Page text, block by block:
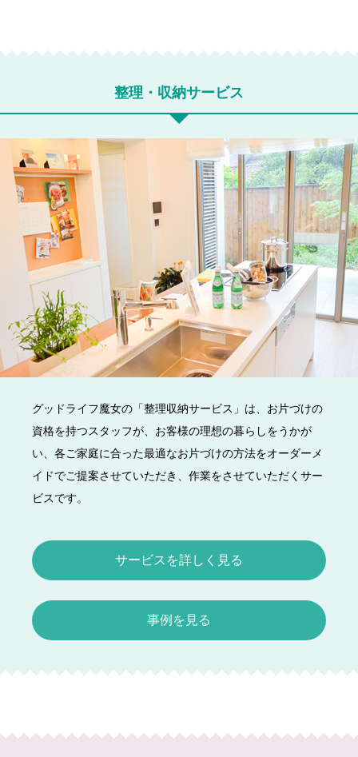
整理・収納サービス
グッドライフ魔女の「整理収納サービス」は、お片づけの
資格を持つスタッフが、お客様の理想の暮らしをうかが
い、各ご家庭に合った最適なお片づけの方法をオーダーメ
イドでご提案させていただき、作業をさせていただくサー
ビスです。
サービスを詳しく見る
事例を見る